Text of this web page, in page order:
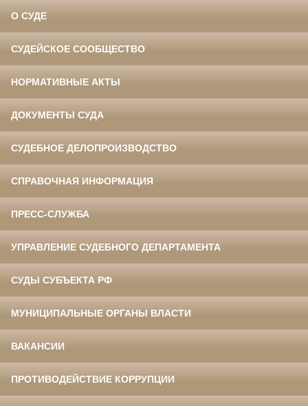
О СУДЕ
СУДЕЙСКОЕ СООБЩЕСТВО
НОРМАТИВНЫЕ АКТЫ
ДОКУМЕНТЫ СУДА
СУДЕБНОЕ ДЕЛОПРОИЗВОДСТВО
СПРАВОЧНАЯ ИНФОРМАЦИЯ
ПРЕСС-СЛУЖБА
УПРАВЛЕНИЕ СУДЕБНОГО ДЕПАРТАМЕНТА
СУДЫ СУБЪЕКТА РФ
МУНИЦИПАЛЬНЫЕ ОРГАНЫ ВЛАСТИ
ВАКАНСИИ
ПРОТИВОДЕЙСТВИЕ КОРРУПЦИИ